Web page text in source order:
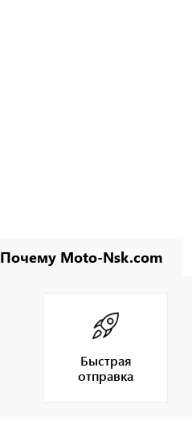
Почему Moto-Nsk.com
Быстрая
отправка